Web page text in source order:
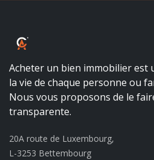
Acheter un bien immobilier est
la vie de chaque personne ou
Nous vous proposons de le
transparente.
20A route de Luxembourg,
L-3253 Bettembourg